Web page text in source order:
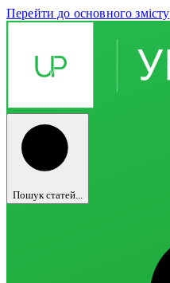
Перейти до основного змісту
Пошук статей...